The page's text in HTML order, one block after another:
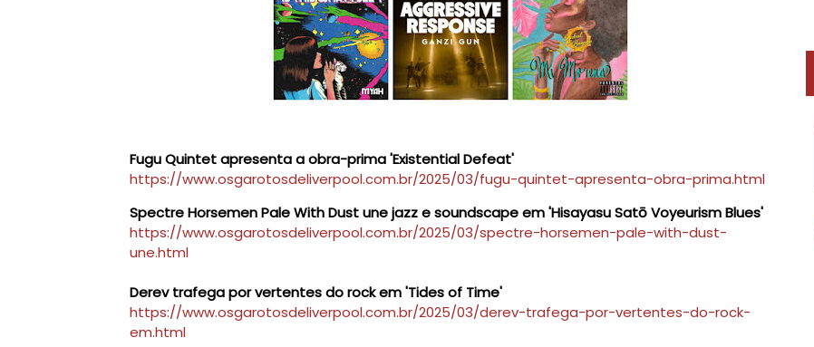
Fugu Quintet apresenta a obra-prima 'Existential Defeat'
https://www.osgarotosdeliverpool.com.br/2025/03/fugu-quintet-apresenta-obra-prima.html
Spectre Horsemen Pale With Dust une jazz e soundscape em 'Hisayasu Satō Voyeurism Blues'
https://www.osgarotosdeliverpool.com.br/2025/03/spectre-horsemen-pale-with-dust-
une.html
Derev trafega por vertentes do rock em 'Tides of Time'
https://www.osgarotosdeliverpool.com.br/2025/03/derev-trafega-por-vertentes-do-rock-
em.html